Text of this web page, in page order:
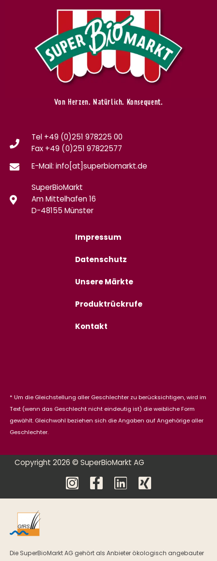
Von Herzen. Natürlich. Konsequent.
Tel +49 (0)251 978225 00
Fax +49 (0)251 97822577
E-Mail: info[at]superbiomarkt.de
SuperBioMarkt
Am Mittelhafen 16
D-48155 Münster
Impressum
Datenschutz
Unsere Märkte
Produktrückrufe
Kontakt
* Um die Gleichstellung aller Geschlechter zu berücksichtigen, wird im
Text (wenn das Geschlecht nicht eindeutig ist) die weibliche Form
gewählt. Gleichwohl beziehen sich die Angaben auf Angehörige aller
Geschlechter.
Copyright 2026 © SuperBioMarkt AG
Die SuperBioMarkt AG gehört als Anbieter ökologisch angebauter